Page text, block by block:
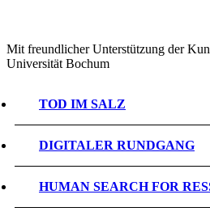
Mit freundlicher Unterstützung der
Universität Bochum
TOD IM SALZ
DIGITALER RUNDGANG
HUMAN SEARCH FOR